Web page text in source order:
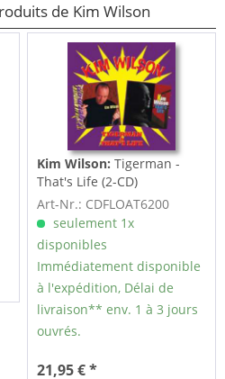
de Kim Wilson
Kim Wilson:Tigerman -
That's Life (2-CD)
Art-Nr.: CDFLOAT6200
seulement 1x
disponibles
Immédiatement disponible
à l'expédition, Délai de
livraison** env. 1 à 3 jours
ouvrés.
21,95 € *